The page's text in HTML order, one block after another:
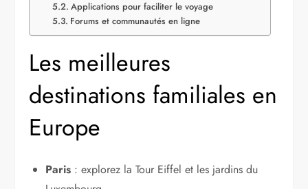
Applications pour faciliter le voyage
Forums et communautés en ligne
Les meilleures
destinations familiales en
Europe
Paris : explorez la Tour Eiffel et les jardins du